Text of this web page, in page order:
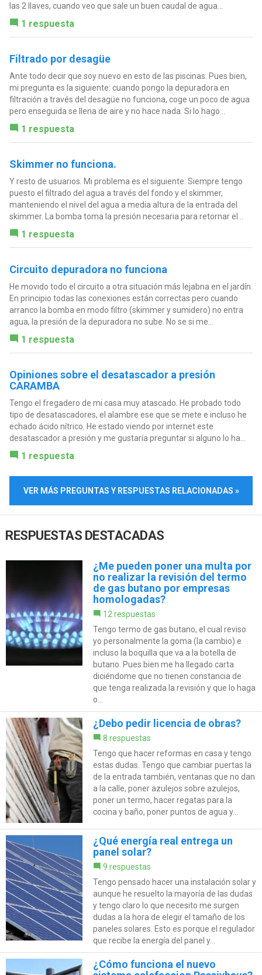
las 2 llaves, cuando veo que sale un buen caudal de agua...
1 respuesta
Filtrado por desagüe
Ante todo decir que soy nuevo en esto de las piscinas. Pues bien,
mi pregunta es la siguiente: cuando pongo la depuradora en
filtración a través del desagüe no funciona, coge un poco de agua
pero enseguida se llena de aire y no hace nada. Si lo hago...
1 respuesta
Skimmer no funciona.
Y resto de usuarios. Mi problema es el siguiente: Siempre tengo
puesto el filtrado del agua a través del fondo y el skimmer,
manteniendo el nivel del agua a media altura de la entrada del
skimmer. La bomba toma la presión necesaria para retornar el...
1 respuesta
Circuito depuradora no funciona
He movido todo el circuito a otra situación más lejabna en el jardín.
En principio todas las conexiones están correctas pero cuando
arranco la bomba en modo filtro (skimmer y sumidero) no entra
agua, la presión de la depuradora no sube. No se si me...
1 respuesta
Opiniones sobre el desatascador a presión
CARAMBA
Tengo el fregadero de mi casa muy atascado. He probado todo
tipo de desatascadores, el alambre ese que se mete e incluso he
echado ácido nítrico. He estado viendo por internet este
desatascador a presión y me gustaría preguntar si alguno lo ha...
1 respuesta
VER MÁS PREGUNTAS Y RESPUESTAS RELACIONADAS »
RESPUESTAS DESTACADAS
¿Me pueden poner una multa por
no realizar la revisión del termo
de gas butano por empresas
homologadas?
12 respuestas
Tengo termo de gas butano, el cual reviso
yo personalmente la goma (la cambio) e
incluso la boquilla que va a la botella de
butano. Pues bien me ha llegado carta
diciéndome que no tienen constancia de
que tenga realizada la revisión y que lo haga
o...
¿Debo pedir licencia de obras?
8 respuestas
Tengo que hacer reformas en casa y tengo
estas dudas. Tengo que cambiar puertas la
de la entrada también, ventanas que no dan
a la calle, poner azulejos sobre azulejos,
poner un termo, hacer regatas para la
cocina y baño, poner puntos de agua y...
¿Qué energía real entrega un
panel solar?
9 respuestas
Tengo pensado hacer una instalación solar y
aunque he resuelto la mayoría de las dudas
y tengo claro lo que necesito me surgen
dudas a la hora de elegir el tamaño de los
paneles solares. Esto es porque el regulador
que recibe la energía del panel y...
¿Cómo funciona el nuevo